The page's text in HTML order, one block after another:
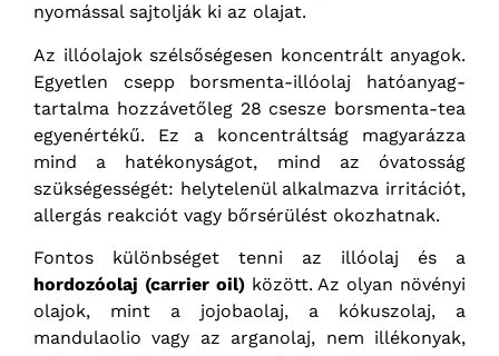
nyomással sajtolják ki az olajat.
Az illóolajok szélsőségesen koncentrált anyagok.
Egyetlen csepp borsmenta-illóolaj hatóanyag-
tartalma hozzávetőleg 28 csesze borsmenta-tea
egyenértékű. Ez a koncentráltság magyarázza
mind a hatékonyságot, mind az óvatosság
szükségességét: helytelenül alkalmazva irritációt,
allergás reakciót vagy bőrsérülést okozhatnak.
Fontos különbséget tenni az illóolaj és a
hordozóolaj (carrier oil)között. Az olyan növényi
olajok, mint a jojobaolaj, a kókuszolaj, a
mandulaolio vagy az arganolaj, nem illékonyak,